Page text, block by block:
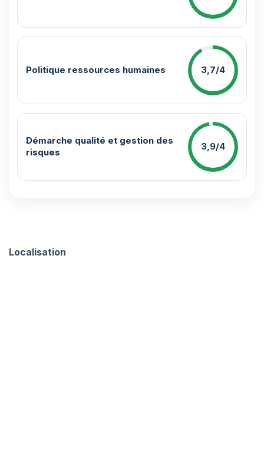
Politique ressources humaines 3,7/4
Démarche qualité et gestion des
risques
3,9/4
Localisation